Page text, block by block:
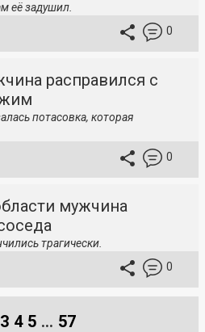
её задушил.
0
расправился с
потасовка, которая
0
мужчина
трагически.
0
3 4 5 ... 57